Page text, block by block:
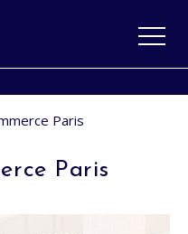
Paris
Paris